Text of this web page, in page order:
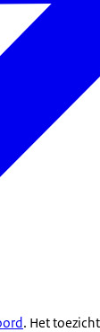
. Het